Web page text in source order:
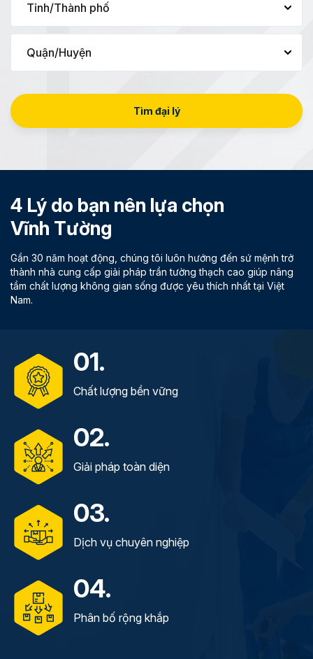
Tìm đại lý
4 Lý do bạn nên lựa chọn
Vĩnh Tường
Gần 30 năm hoạt động, chúng tôi luôn hướng đến sứ mệnh trở
thành nhà cung cấp giải pháp trần tường thạch cao giúp nâng
tầm chất lượng không gian sống được yêu thích nhất tại Việt
Nam.
01.
Chất lượng bền vững
02.
Giải pháp toàn diện
03.
Dịch vụ chuyên nghiệp
04.
Phân bố rộng khắp